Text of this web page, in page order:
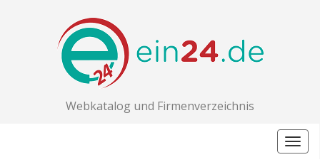
Webkatalog und Firmenverzeichnis